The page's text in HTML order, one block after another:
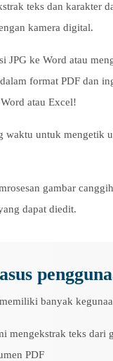
teks dan karakter
kamera digital.
JPG ke Word atau
format PDF dan
atau Excel!
waktu untuk mengetik
gambar
dapat diedit.
banyak
mengekstrak teks dari
PDF